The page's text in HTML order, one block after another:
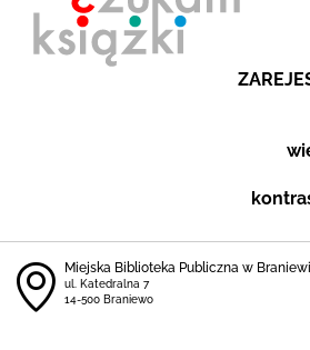
Miejska Biblioteka Publiczna w
ul. Katedralna 7
14-500 Braniewo